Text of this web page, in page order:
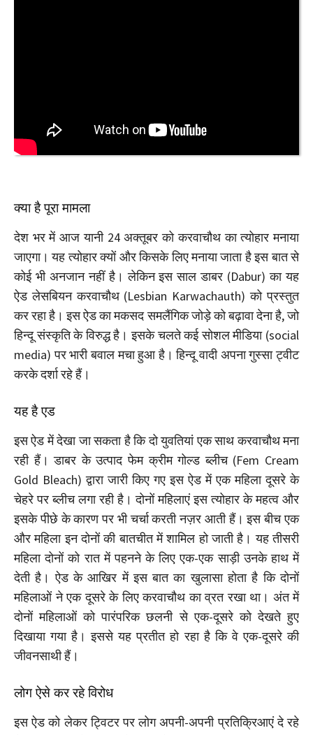
क्या है पूरा मामला
देश भर में आज यानी 24 अक्तूबर को करवाचौथ का त्योहार मनाया
जाएगा। यह त्योहार क्यों और किसके लिए मनाया जाता है इस बात से
कोई भी अनजान नहीं है। लेकिन इस साल डाबर (Dabur) का यह
ऐड लेसबियन करवाचौथ (Lesbian Karwachauth) को प्रस्तुत
कर रहा है। इस ऐड का मकसद समलैंगिक जोड़े को बढ़ावा देना है, जो
हिन्दू संस्कृति के विरुद्ध है। इसके चलते कई सोशल मीडिया (social
media) पर भारी बवाल मचा हुआ है। हिन्दू वादी अपना गुस्सा ट्वीट
करके दर्शा रहे हैं।
यह है एड
इस ऐड में देखा जा सकता है कि दो युवतियां एक साथ करवाचौथ मना
रही हैं। डाबर के उत्पाद फेम क्रीम गोल्ड ब्लीच (Fem Cream
Gold Bleach) द्वारा जारी किए गए इस ऐड में एक महिला दूसरे के
चेहरे पर ब्लीच लगा रही है। दोनों महिलाएं इस त्योहार के महत्व और
इसके पीछे के कारण पर भी चर्चा करती नज़र आती हैं। इस बीच एक
और महिला इन दोनों की बातचीत में शामिल हो जाती है। यह तीसरी
महिला दोनों को रात में पहनने के लिए एक-एक साड़ी उनके हाथ में
देती है। ऐड के आखिर में इस बात का खुलासा होता है कि दोनों
महिलाओं ने एक दूसरे के लिए करवाचौथ का व्रत रखा था। अंत में
दोनों महिलाओं को पारंपरिक छलनी से एक-दूसरे को देखते हुए
दिखाया गया है। इससे यह प्रतीत हो रहा है कि वे एक-दूसरे की
जीवनसाथी हैं।
लोग ऐसे कर रहे विरोध
इस ऐड को लेकर ट्विटर पर लोग अपनी-अपनी प्रतिक्रिआएं दे रहे